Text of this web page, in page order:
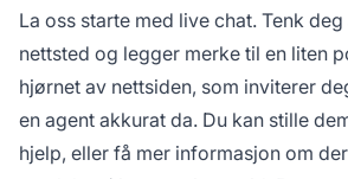
La oss starte med live chat. Tenk
nettsted og legger merke til en liten
hjørnet av nettsiden, som inviterer
en agent akkurat da. Du kan stille
hjelp, eller få mer informasjon om